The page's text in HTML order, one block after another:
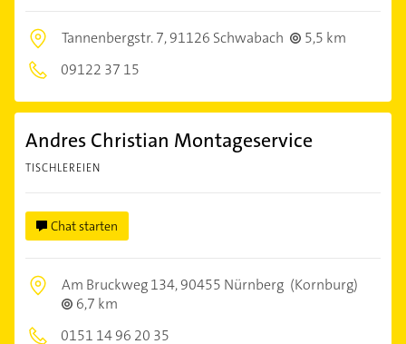
Tannenbergstr. 7,91126 Schwabach
5,5 km
09122 37 15
Andres Christian Montageservice
TISCHLEREIEN
Chat starten
Am Bruckweg 134,90455 Nürnberg (Kornburg)
6,7 km
0151 14 96 20 35